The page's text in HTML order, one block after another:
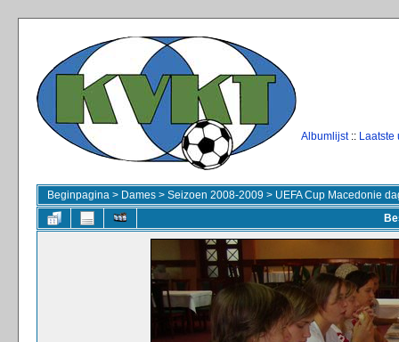
Albumlijst:: Laatste
Beginpagina > Dames > Seizoen 2008-2009 > UEFA Cup Macedonie